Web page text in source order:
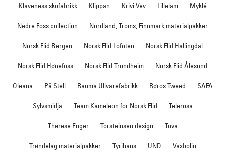
Klaveness skofabrikk Klippan Krivi Vev Lillelam Myklé
Nedre Foss collection Nordland, Troms, Finnmark materialpakker
Norsk Flid Bergen Norsk Flid Lofoten Norsk Flid Hallingdal
Norsk Flid Hønefoss Norsk Flid Trondheim Norsk Flid Ålesund
Oleana På Stell Rauma Ullvarefabrikk Røros Tweed SAFA
Sylvsmidja Team Kameleon for Norsk Flid Telerosa
Therese Enger Torsteinsen design Tova
Trøndelag materialpakker Tyrihans UND Växbolin